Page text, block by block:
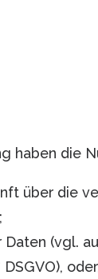
haben die
über die
(vgl.